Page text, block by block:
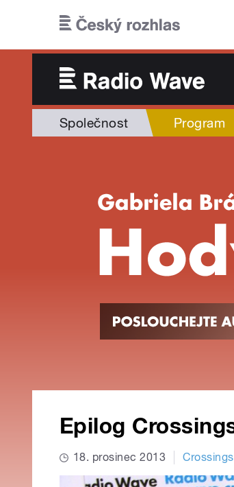
Společnost Program
Epilog
18. prosinec 2013 Crossings